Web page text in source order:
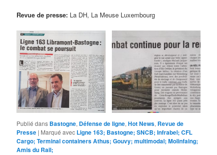
Revue de presse: La DH, La Meuse Luxembourg
Publié dans Bastogne, Défense de ligne,Hot News, Revue de
Presse | Marqué avec Ligne 163; Bastogne; SNCB; Infrabel; CFL
Cargo; Terminal containers Athus; Gouvy; multimodal; Molinfaing;
Amis du Rail;